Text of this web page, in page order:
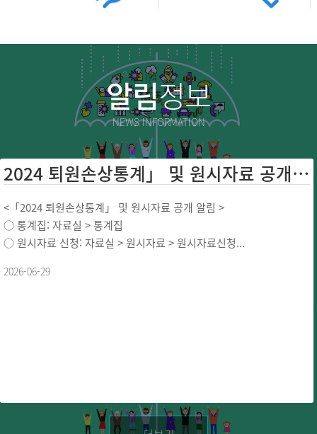
알림정보
NEWS INFORMATION
2024 퇴원손상통계」 및 원시자료 공개 ...
<「2024 퇴원손상통계」 및 원시자료 공개 알림 >
○ 통계집: 자료실 > 통계집
○ 원시자료 신청: 자료실 > 원시자료 > 원시자료신청...
2026-06-29